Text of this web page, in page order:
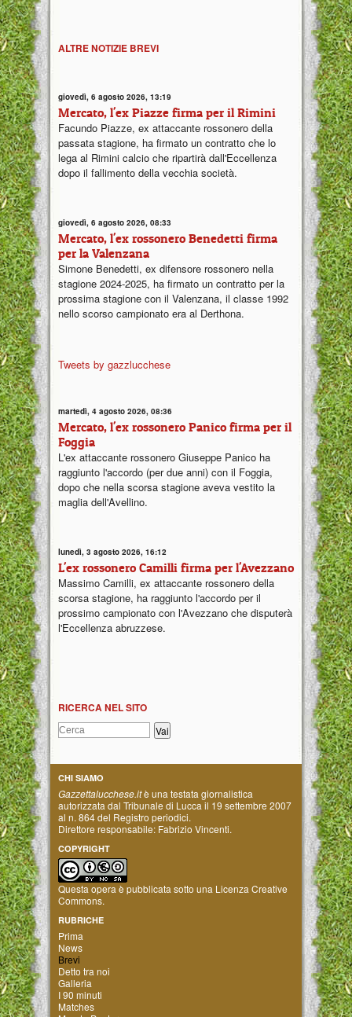
ALTRE NOTIZIE BREVI
giovedì, 6 agosto 2026, 13:19
Mercato, l'ex Piazze firma per il Rimini
Facundo Piazze, ex attaccante rossonero della
passata stagione, ha firmato un contratto che lo
lega al Rimini calcio che ripartirà dall'Eccellenza
dopo il fallimento della vecchia società.
giovedì, 6 agosto 2026, 08:33
Mercato, l'ex rossonero Benedetti firma
per la Valenzana
Simone Benedetti, ex difensore rossonero nella
stagione 2024-2025, ha firmato un contratto per la
prossima stagione con il Valenzana, il classe 1992
nello scorso campionato era al Derthona.
Tweets by gazzlucchese
martedì, 4 agosto 2026, 08:36
Mercato, l'ex rossonero Panico firma per il
Foggia
L'ex attaccante rossonero Giuseppe Panico ha
raggiunto l'accordo (per due anni) con il Foggia,
dopo che nella scorsa stagione aveva vestito la
maglia dell'Avellino.
lunedì, 3 agosto 2026, 16:12
L'ex rossonero Camilli firma per l'Avezzano
Massimo Camilli, ex attaccante rossonero della
scorsa stagione, ha raggiunto l'accordo per il
prossimo campionato con l'Avezzano che disputerà
l'Eccellenza abruzzese.
RICERCA NEL SITO
CHI SIAMO
Gazzettalucchese.itè una testata giornalistica
autorizzata dal Tribunale di Lucca il 19 settembre 2007
al n. 864 del Registro periodici.
Direttore responsabile: Fabrizio Vincenti.
COPYRIGHT
Questa opera è pubblicata sotto una Licenza Creative
Commons.
RUBRICHE
Prima
News
Brevi
Detto tra noi
Galleria
I 90 minuti
Matches